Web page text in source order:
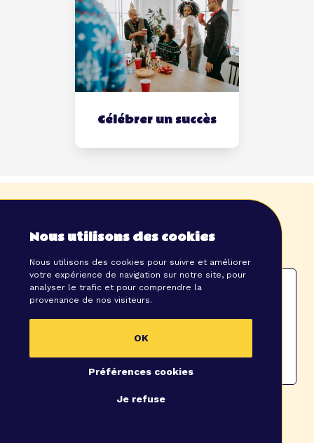
Nous utilisons des cookies
Nous utilisons des cookies pour suivre et améliorer
votre expérience de navigation sur notre site, pour
analyser le trafic et pour comprendre la
provenance de nos visiteurs.
OK
Je refuse
Préférences cookies
Célébrer un succès
FAQ
Combien de temps dure un séminaire ?
Incentive, team-building et séminaire :
Où organiser un séminaire ?